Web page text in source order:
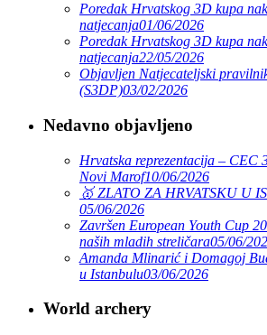
Poredak Hrvatskog 3D kupa
natjecanja01/06/2026
Poredak Hrvatskog 3D kupa
natjecanja22/05/2026
Objavljen Natjecateljski
(S3DP)03/02/2026
Nedavno objavljeno
Hrvatska reprezentacija – CEC
Novi Marof10/06/2026
🥇 ZLATO ZA HRVATSKU U
05/06/2026
Završen European Youth Cup
naših mladih streličara05/06/
Amanda Mlinarić i Domagoj
u Istanbulu03/06/2026
World archery